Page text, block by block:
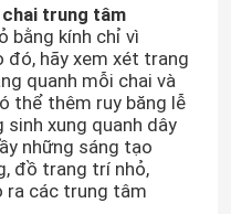
chai trung tâm
bằng kính chỉ vì
đó, hãy xem xét trang
quanh mỗi chai và
thể thêm ruy băng lễ
xung quanh dây
những sáng tạo
đồ trang trí nhỏ,
ra các trung tâm